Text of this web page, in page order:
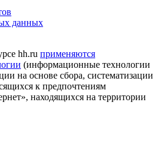
данных
hh.ru применяются
(информационные технологии
на основе сбора, систематизации
к предпочтениям
находящихся на территории